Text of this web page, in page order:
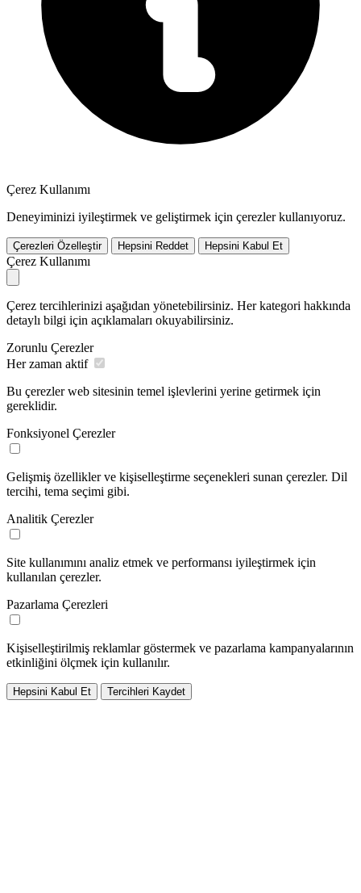
Çerez Kullanımı
Deneyiminizi iyileştirmek ve geliştirmek için çerezler kullanıyoruz.
Çerezleri Özelleştir Hepsini Reddet Hepsini Kabul Et
Çerez Kullanımı
Çerez tercihlerinizi aşağıdan yönetebilirsiniz. Her kategori hakkında
detaylı bilgi için açıklamaları okuyabilirsiniz.
Zorunlu Çerezler
Her zaman aktif
Bu çerezler web sitesinin temel işlevlerini yerine getirmek için
gereklidir.
Fonksiyonel Çerezler
Gelişmiş özellikler ve kişiselleştirme seçenekleri sunan çerezler. Dil
tercihi, tema seçimi gibi.
Analitik Çerezler
Site kullanımını analiz etmek ve performansı iyileştirmek için
kullanılan çerezler.
Pazarlama Çerezleri
Kişiselleştirilmiş reklamlar göstermek ve pazarlama kampanyalarının
etkinliğini ölçmek için kullanılır.
Hepsini Kabul Et Tercihleri Kaydet